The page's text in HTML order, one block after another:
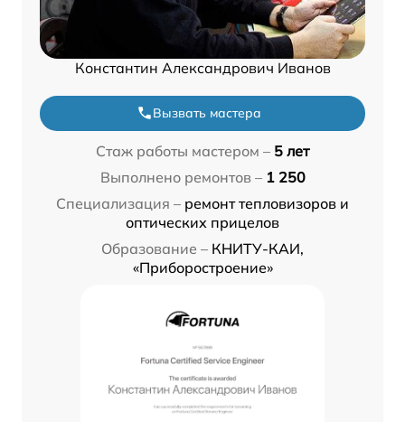
Константин Александрович Иванов
Вызвать мастера
Стаж работы мастером – 5 лет
Выполнено ремонтов – 1 250
Специализация – ремонт тепловизоров и
оптических прицелов
Образование – КНИТУ-КАИ,
«Приборостроение»